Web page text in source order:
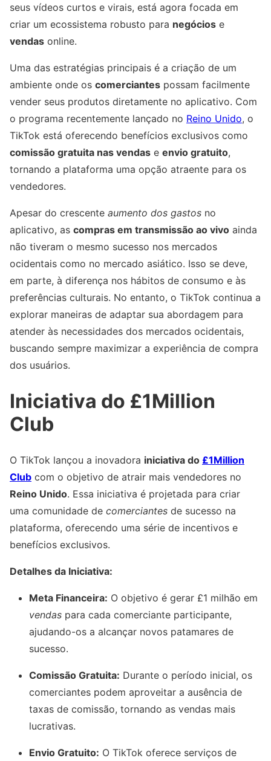
seus vídeos curtos e virais, está agora focada em
criar um ecossistema robusto para negócios e
vendas online.
Uma das estratégias principais é a criação de um
ambiente onde os comerciantes possam facilmente
vender seus produtos diretamente no aplicativo. Com
o programa recentemente lançado no Reino Unido, o
TikTok está oferecendo benefícios exclusivos como
comissão gratuita nas vendas e envio gratuito,
tornando a plataforma uma opção atraente para os
vendedores.
Apesar do crescente aumento dos gastos no
aplicativo, as compras em transmissão ao vivo ainda
não tiveram o mesmo sucesso nos mercados
ocidentais como no mercado asiático. Isso se deve,
em parte, à diferença nos hábitos de consumo e às
preferências culturais. No entanto, o TikTok continua a
explorar maneiras de adaptar sua abordagem para
atender às necessidades dos mercados ocidentais,
buscando sempre maximizar a experiência de compra
dos usuários.
Iniciativa do £1Million
Club
O TikTok lançou a inovadora iniciativa do £1Million
Club com o objetivo de atrair mais vendedores no
Reino Unido. Essa iniciativa é projetada para criar
uma comunidade de comerciantes de sucesso na
plataforma, oferecendo uma série de incentivos e
benefícios exclusivos.
Detalhes da Iniciativa:
Meta Financeira: O objetivo é gerar £1 milhão em
vendas para cada comerciante participante,
ajudando-os a alcançar novos patamares de
sucesso.
Comissão Gratuita: Durante o período inicial, os
comerciantes podem aproveitar a ausência de
taxas de comissão, tornando as vendas mais
lucrativas.
Envio Gratuito: O TikTok oferece serviços de